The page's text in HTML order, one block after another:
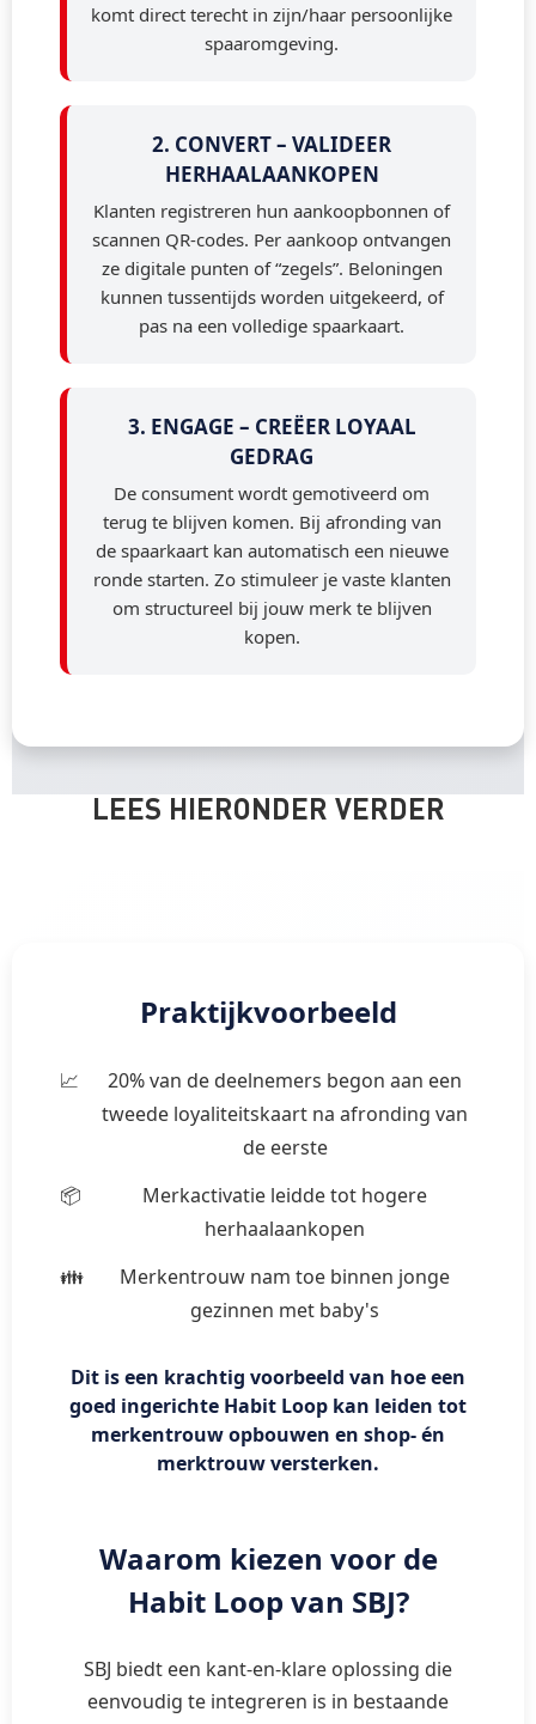
komt direct terecht in zijn/haar persoonlijke
spaaromgeving.
2. CONVERT – VALIDEER
HERHAALAANKOPEN
Klanten registreren hun aankoopbonnen of
scannen QR-codes. Per aankoop ontvangen
ze digitale punten of “zegels”. Beloningen
kunnen tussentijds worden uitgekeerd, of
pas na een volledige spaarkaart.
3. ENGAGE – CREËER LOYAAL
GEDRAG
De consument wordt gemotiveerd om
terug te blijven komen. Bij afronding van
de spaarkaart kan automatisch een nieuwe
ronde starten. Zo stimuleer je vaste klanten
om structureel bij jouw merk te blijven
kopen.
LEES HIERONDER VERDER
Praktijkvoorbeeld
20% van de deelnemers begon aan een
tweede loyaliteitskaart na afronding van
de eerste
Merkactivatie leidde tot hogere
herhaalaankopen
Merkentrouw nam toe binnen jonge
gezinnen met baby's
Dit is een krachtig voorbeeld van hoe een
goed ingerichte Habit Loop kan leiden tot
merkentrouw opbouwen en shop- én
merktrouw versterken.
Waarom kiezen voor de
Habit Loop van SBJ?
SBJ biedt een kant-en-klare oplossing die
eenvoudig te integreren is in bestaande